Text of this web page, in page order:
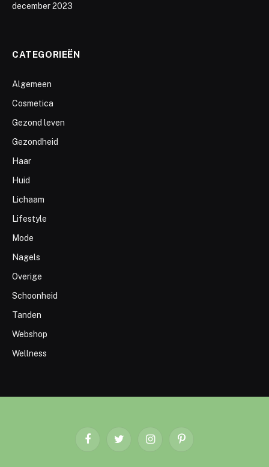
december 2023
CATEGORIEËN
Algemeen
Cosmetica
Gezond leven
Gezondheid
Haar
Huid
Lichaam
Lifestyle
Mode
Nagels
Overige
Schoonheid
Tanden
Webshop
Wellness
FacebookTwitter InstagramPinterest